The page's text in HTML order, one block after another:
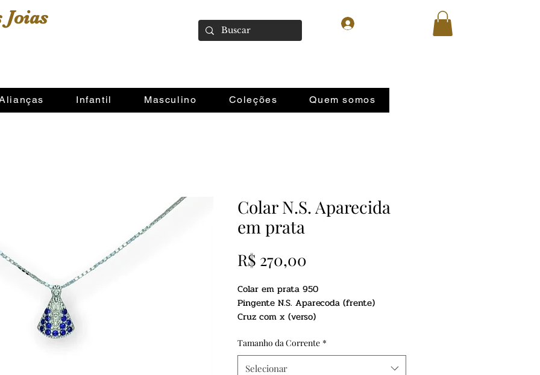
Infantil Masculino Coleções Quem somos
Colar N.S. Aparecida
em prata
R$ 270,00
Colar em prata 950
Pingente N.S. Aparecoda (frente)
Cruz com x (verso)
Acabamento polido
Corrente Veneziana - 45cm ou 60cm
Tamanho da Corrente *
Selecionar